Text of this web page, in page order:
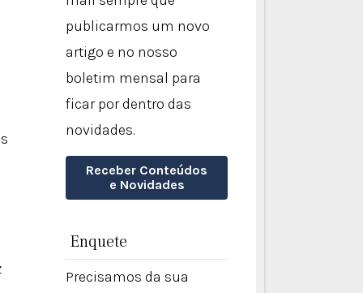
publicarmos um novo
artigo e no nosso
boletim mensal para
ficar por dentro das
novidades.
Receber Conteúdos
e Novidades
Enquete
Precisamos da sua